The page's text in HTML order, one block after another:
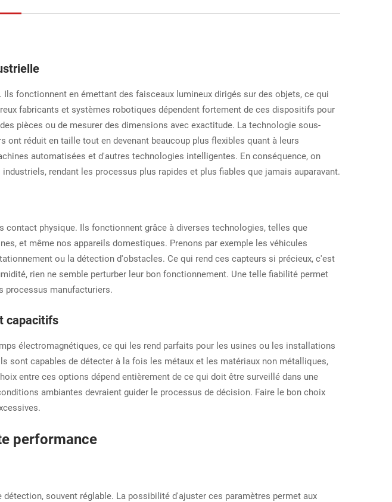
fonctionnent en émettant des faisceaux lumineux dirigés sur des objets, ce qui
fabricants et systèmes robotiques dépendent fortement de ces dispositifs pour
pièces ou de mesurer des dimensions avec exactitude. La technologie sous-
réduit en taille tout en devenant beaucoup plus flexibles quant à leurs
automatisées et d'autres technologies intelligentes. En conséquence, on
rendant les processus plus rapides et plus fiables que jamais auparavant.
physique. Ils fonctionnent grâce à diverses technologies, telles que
et même nos appareils domestiques. Prenons par exemple les véhicules
ou la détection d'obstacles. Ce qui rend ces capteurs si précieux, c'est
rien ne semble perturber leur bon fonctionnement. Une telle fiabilité permet
processus manufacturiers.
capacitifs
électromagnétiques, ce qui les rend parfaits pour les usines ou les installations
capables de détecter à la fois les métaux et les matériaux non métalliques,
entre ces options dépend entièrement de ce qui doit être surveillé dans une
ambiantes devraient guider le processus de décision. Faire le bon choix
performance
souvent réglable. La possibilité d'ajuster ces paramètres permet aux